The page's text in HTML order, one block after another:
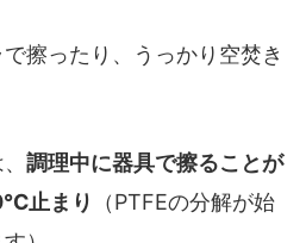
擦ったり、うっかり空焚き
調理中に器具で擦ることが
止まり
（PTFEの分解が始